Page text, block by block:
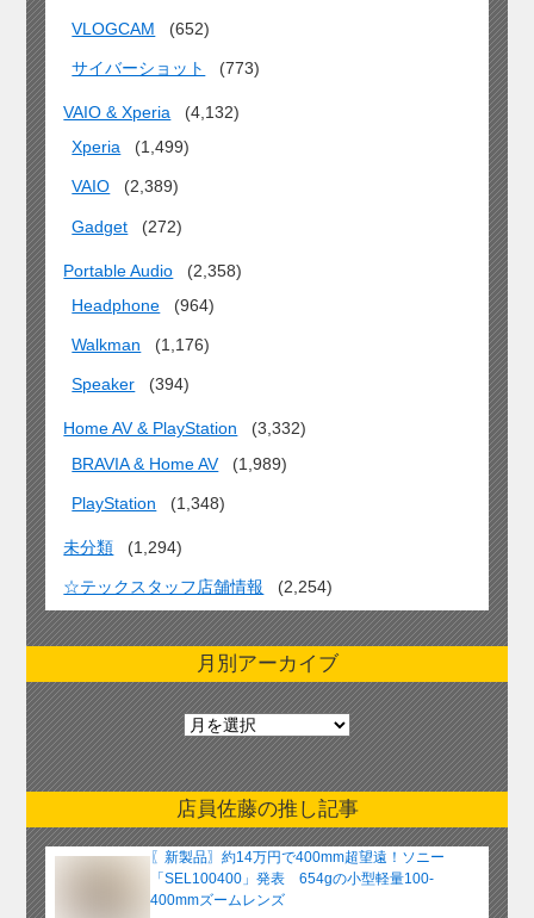
VLOGCAM (652)
サイバーショット (773)
VAIO & Xperia
(4,132)
Xperia
(1,499)
VAIO (2,389)
Gadget (272)
Portable Audio
(2,358)
Headphone
(964)
Walkman (1,176)
Speaker (394)
Home AV & PlayStation
(3,332)
BRAVIA & Home AV
(1,989)
PlayStation (1,348)
未分類 (1,294)
☆テックスタッフ店舗情報 (2,254)
月別アーカイブ
月
別
ア
ー
カ
イ
ブ
店員佐藤の推し記事
〖新製品〗約14万円で400mm超望遠！ソニー
「SEL100400」発表 654gの小型軽量100-
400mmズームレンズ